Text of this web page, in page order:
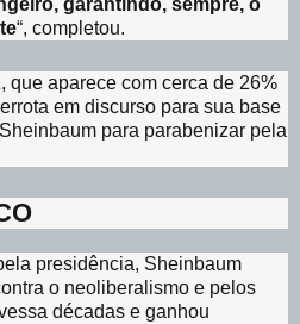
garantindo, sempre, o
“, completou.
que aparece com cerca de 26%
em discurso para sua base
para parabenizar pela
presidência, Sheinbaum
o neoliberalismo e pelos
décadas e ganhou